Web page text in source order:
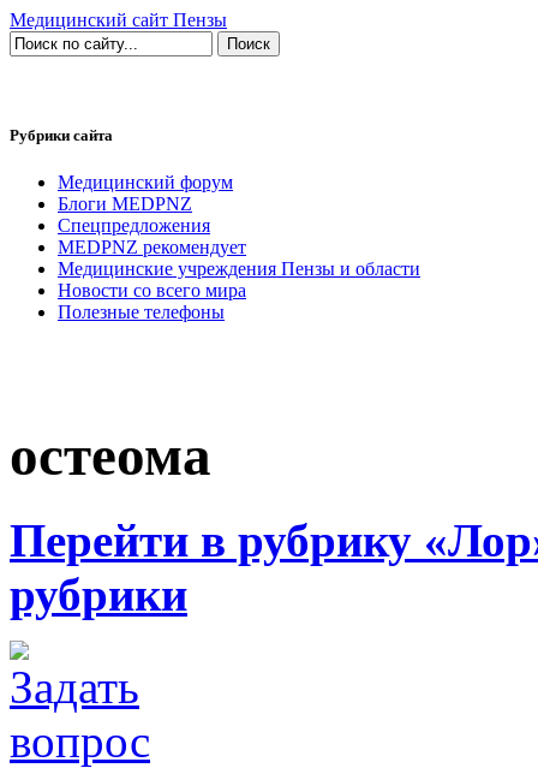
Медицинский сайт Пензы
Рубрики сайта
Медицинский форум
Блоги MEDPNZ
Спецпредложения
MEDPNZ рекомендует
Медицинские учреждения Пензы и области
Новости со всего мира
Полезные телефоны
остеома
Перейти в рубрику
рубрики